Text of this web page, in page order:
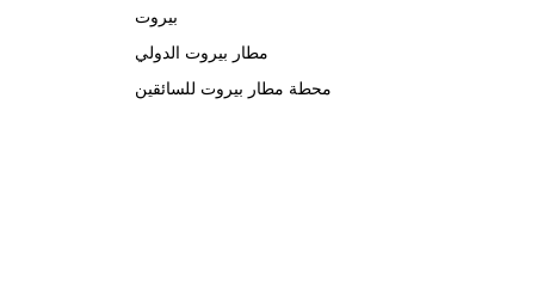
بيروت
مطار بيروت الدولي
محطة مطار بيروت للسائقين